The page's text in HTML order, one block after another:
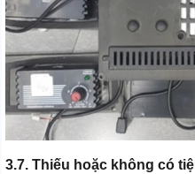
3.7. Thiếu hoặc không có